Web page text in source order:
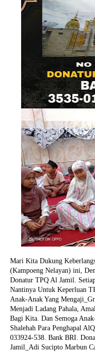
Mari Kita Dukung
(Kampoeng Nelayan) ini,
Donatur TPQ Al Jamil.
Nantinya Untuk Keperluan
Anak-Anak Yang
Menjadi Ladang Pahala,
Bagi Kita. Dan Semoga
Shalehah Para Penghapal
033924-538. Bank BRI.
Jamil_Adi Sucipto Marbun